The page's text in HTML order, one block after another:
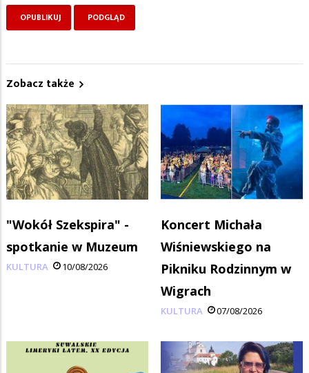
Zobacz także
"Wokół Szekspira" -
spotkanie w Muzeum
KULTURA 10/08/2026
Koncert Michała
Wiśniewskiego na
Pikniku Rodzinnym w
Wigrach
KULTURA 07/08/2026